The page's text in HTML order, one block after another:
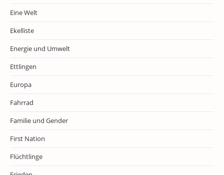
Eine Welt
Ekelliste
Energie und Umwelt
Ettlingen
Europa
Fahrrad
Familie und Gender
First Nation
Flüchtlinge